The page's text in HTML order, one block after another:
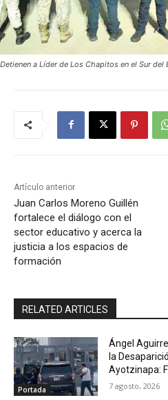
Detienen a Líder de Los Chapitos en el Sur del
Artículo anterior
Juan Carlos Moreno Guillén
fortalece el diálogo con el
sector educativo y acerca la
justicia a los espacios de
formación
RELATED ARTICLES
Portada
Ángel
la
Ayotzinapa:
7 agosto, 2026